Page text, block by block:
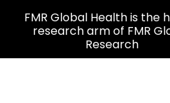
FMR Global Health is the
research arm of FMR
Research